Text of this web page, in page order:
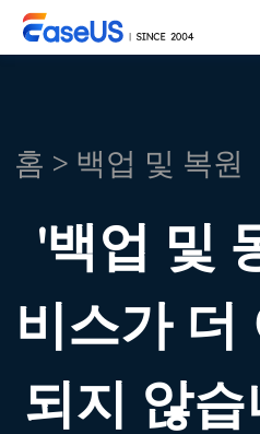
홈 > 백업 및 복원
'백업 및
비스가 더
되지 않